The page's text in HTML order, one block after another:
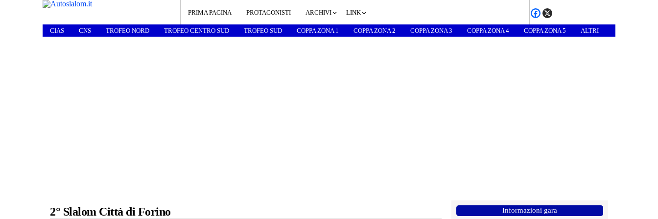
PRIMA PAGINA PROTAGONISTI ARCHIVI LINK
CIAS CNS TROFEO NORD TROFEO CENTRO SUD TROFEO SUD COPPA ZONA 1 COPPA ZONA 2 COPPA ZONA 3 COPPA ZONA 4 COPPA ZONA 5 ALTRI
2° Slalom Città di Forino Informazioni gara